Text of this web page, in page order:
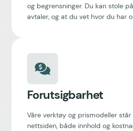
og begrensninger. Du kan stole
avtaler, og at du vet hvor du har
Forutsigbarhet
Våre verktøy og prismodeller
nettsiden, både innhold og